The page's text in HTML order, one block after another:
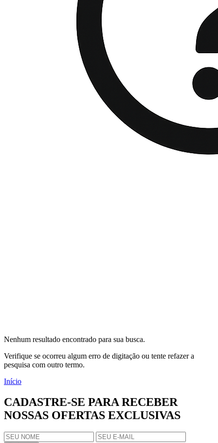
Nenhum resultado encontrado para sua busca.
Verifique se ocorreu algum erro de digitação ou tente refazer a
pesquisa com outro termo.
Início
CADASTRE-SE PARA RECEBER
NOSSAS OFERTAS EXCLUSIVAS